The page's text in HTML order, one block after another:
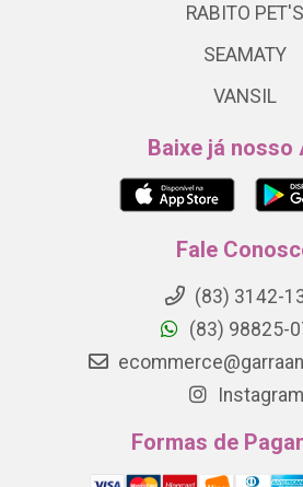
RABITO PET'S
SEAMATY
VANSIL
Baixe já nosso
Fale
(83) 3142-
(83) 98825-
Instagram
Formas de